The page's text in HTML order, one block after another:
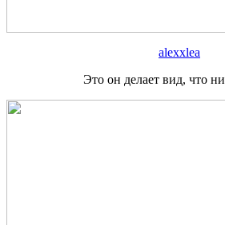
alexxlea
Это он делает вид, что